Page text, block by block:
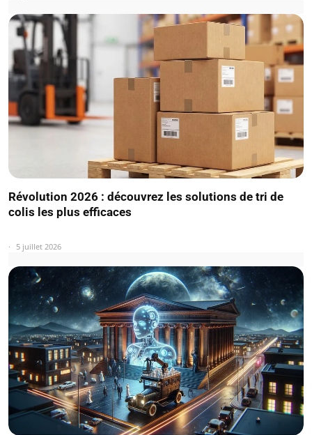
Révolution 2026 : découvrez les solutions de tri de
colis les plus efficaces
5 juillet 2026